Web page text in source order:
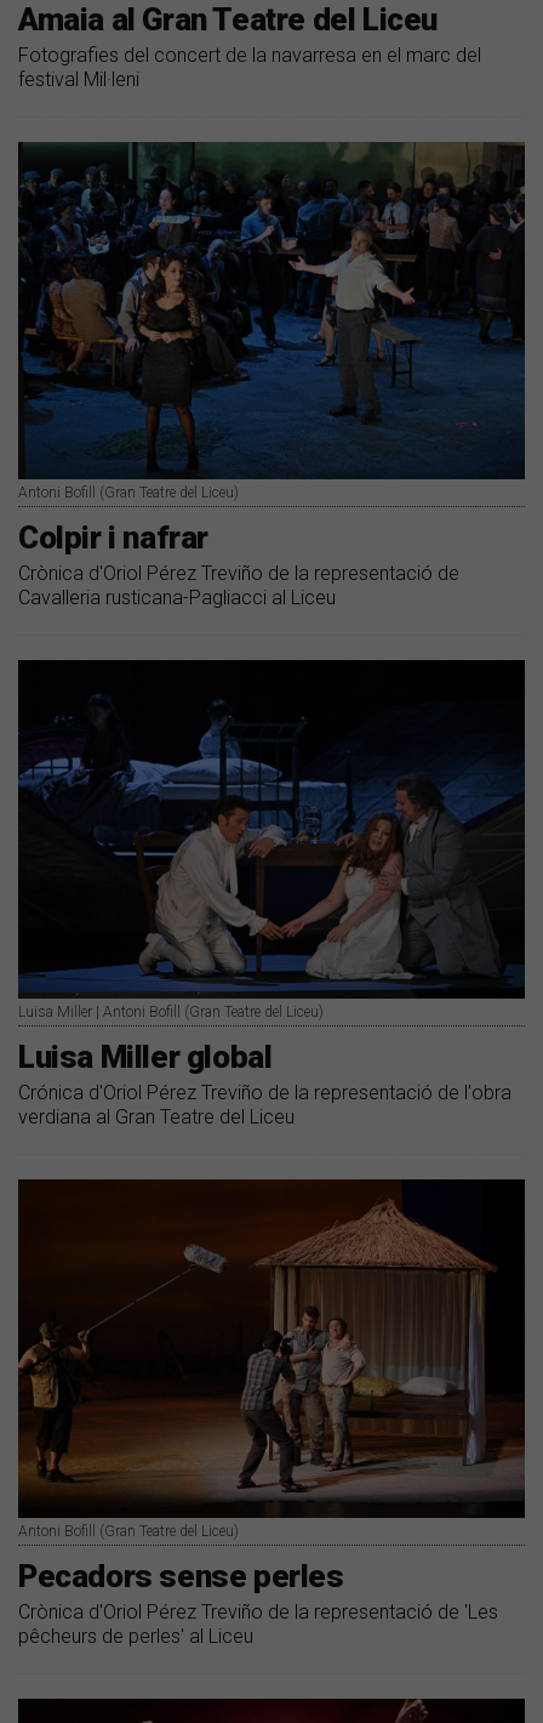
Amaia al Gran Teatre del Liceu
Fotografies del concert de la navarresa en el marc del
festival Mil·leni
Antoni Bofill (Gran Teatre del Liceu)
Colpir i nafrar
Crònica d'Oriol Pérez Treviño de la representació de
Cavalleria rusticana-Pagliacci al Liceu
Luisa Miller | Antoni Bofill (Gran Teatre del Liceu)
Luisa Miller global
Crónica d'Oriol Pérez Treviño de la representació de l'obra
verdiana al Gran Teatre del Liceu
Antoni Bofill (Gran Teatre del Liceu)
Pecadors sense perles
Crònica d'Oriol Pérez Treviño de la representació de 'Les
pêcheurs de perles' al Liceu